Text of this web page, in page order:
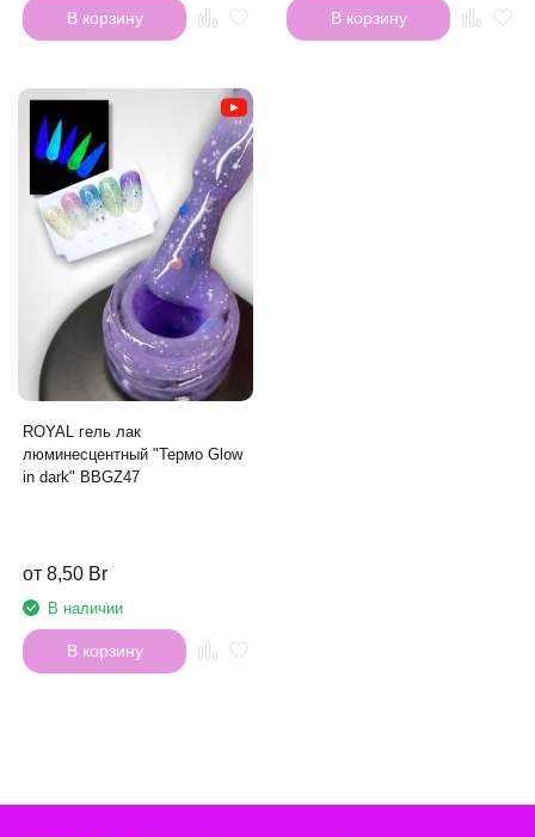
В корзину В корзину
ROYAL гель лак
люминесцентный "Термо Glow
in dark" BBGZ47
от 8,50 Br
В наличии
В корзину